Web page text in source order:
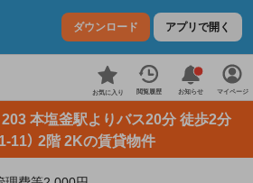
ダウンロード アプリで開く
お気に入り 閲覧履歴 お知らせ マイページ
本塩釜駅よりバス20分 徒歩2分
11） 2階 2Kの賃貸物件